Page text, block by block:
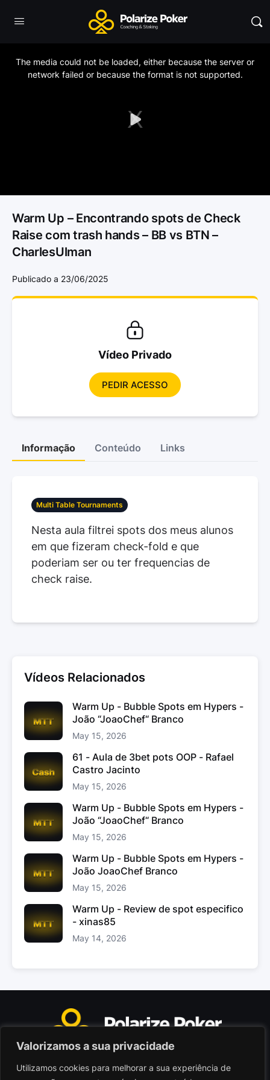
Valorizamos a sua privacidade
Utilizamos cookies para melhorar a sua experiência de
Play
The media could not be loaded, either because the server or
network failed or because the format is not supported.
Warm Up – Encontrando spots de Check
Raise com trash hands – BB vs BTN –
CharlesUlman
Publicado a 23/06/2025
Vídeo Privado
PEDIR ACESSO
Informação Conteúdo Links
Multi Table Tournaments
Nesta aula filtrei spots dos meus alunos
em que fizeram check-fold e que
poderiam ser ou ter frequencias de
check raise.
Vídeos Relacionados
Warm Up - Bubble Spots em Hypers -
João “JoaoChef“ Branco
May 15, 2026
61 - Aula de 3bet pots OOP - Rafael
Castro Jacinto
May 15, 2026
Warm Up - Bubble Spots em Hypers -
João “JoaoChef“ Branco
May 15, 2026
Warm Up - Bubble Spots em Hypers -
João JoaoChef Branco
May 15, 2026
Warm Up - Review de spot especifico
- xinas85
May 14, 2026
Polarize Poker Limited, Malta